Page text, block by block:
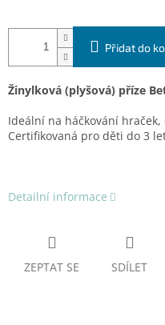
Přidat do
Žinylková (plyšová) příze
Ideální na háčkování
Certifikovaná pro děti do 3
Detailní informace
ZEPTAT SE SDÍLET